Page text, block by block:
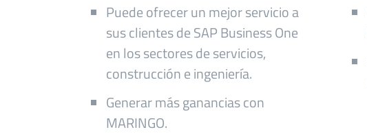
Puede ofrecer un mejor servicio a
sus clientes de SAP Business One
en los sectores de servicios,
construcción e ingeniería.
Generar más ganancias con
MARINGO.